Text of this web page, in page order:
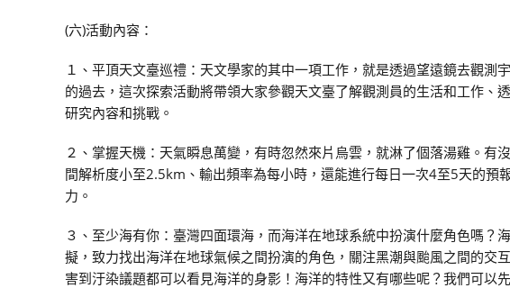
(六)活動內容：
１、平頂天文臺巡禮：天文學家的其中一項工作，就是透過望遠鏡去觀
的過去，這次探索活動將帶領大家參觀天文臺了解觀測員的生活和工作、
研究內容和挑戰。
２、掌握天機：天氣瞬息萬變，有時忽然來片烏雲，就淋了個落湯雞。有
間解析度小至2.5km、輸出頻率為每小時，還能進行每日一次4至5天的預
力。
３、至少海有你：臺灣四面環海，而海洋在地球系統中扮演什麼角色嗎
擬，致力找出海洋在地球氣候之間扮演的角色，關注黑潮與颱風之間的交
害到汙染議題都可以看見海洋的身影！海洋的特性又有哪些呢？我們可以